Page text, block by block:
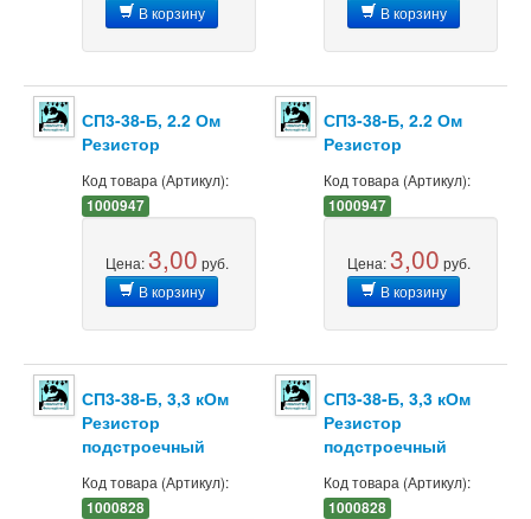
В корзину
В корзину
СП3-38-Б, 2.2 Ом
Резистор
Код товара (Артикул):
1000947
Цена:3,00 руб.
В корзину
СП3-38-Б, 2.2 Ом
Резистор
Код товара (Артикул):
1000947
Цена:3,00 руб.
В корзину
СП3-38-Б, 3,3 кОм
Резистор
подстроечный
Код товара (Артикул):
1000828
СП3-38-Б, 3,3 кОм
Резистор
подстроечный
Код товара (Артикул):
1000828